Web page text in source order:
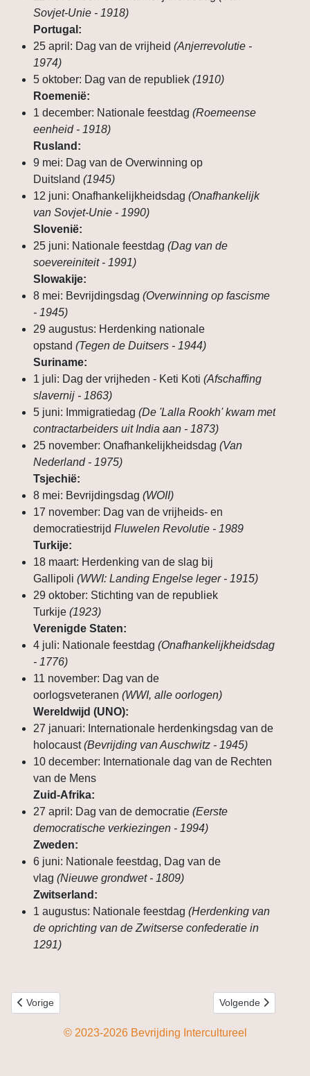
Sovjet-Unie - 1918)
Portugal:
25 april: Dag van de vrijheid (Anjerrevolutie -
1974)
5 oktober: Dag van de republiek (1910)
Roemenië:
1 december: Nationale feestdag (Roemeense
eenheid - 1918)
Rusland:
9 mei: Dag van de Overwinning op
Duitsland (1945)
12 juni: Onafhankelijkheidsdag (Onafhankelijk
van Sovjet-Unie - 1990)
Slovenië:
25 juni: Nationale feestdag (Dag van de
soevereiniteit - 1991)
Slowakije:
8 mei: Bevrijdingsdag (Overwinning op fascisme
- 1945)
29 augustus: Herdenking nationale
opstand (Tegen de Duitsers - 1944)
Suriname:
1 juli: Dag der vrijheden - Keti Koti (Afschaffing
slavernij - 1863)
5 juni: Immigratiedag (De 'Lalla Rookh' kwam met
contractarbeiders uit India aan - 1873)
25 november: Onafhankelijkheidsdag (Van
Nederland - 1975)
Tsjechië:
8 mei: Bevrijdingsdag (WOII)
17 november: Dag van de vrijheids- en
democratiestrijd Fluwelen Revolutie - 1989
Turkije:
18 maart: Herdenking van de slag bij
Gallipoli (WWI: Landing Engelse leger - 1915)
29 oktober: Stichting van de republiek
Turkije (1923)
Verenigde Staten:
4 juli: Nationale feestdag (Onafhankelijkheidsdag
- 1776)
11 november: Dag van de
oorlogsveteranen (WWI, alle oorlogen)
Wereldwijd (UNO):
27 januari: Internationale herdenkingsdag van de
holocaust(Bevrijding van Auschwitz - 1945)
10 december: Internationale dag van de Rechten
van de Mens
Zuid-Afrika:
27 april: Dag van de democratie (Eerste
democratische verkiezingen - 1994)
Zweden:
6 juni: Nationale feestdag, Dag van de
vlag (Nieuwe grondwet - 1809)
Zwitserland:
1 augustus: Nationale feestdag (Herdenking van
de oprichting van de Zwitserse confederatie in
1291)
Vorig artikel: Herdenkingsdata Noord-Holland
Vorige Volgende artikel:
Volgende
© 2023-2026 Bevrijding Intercultureel